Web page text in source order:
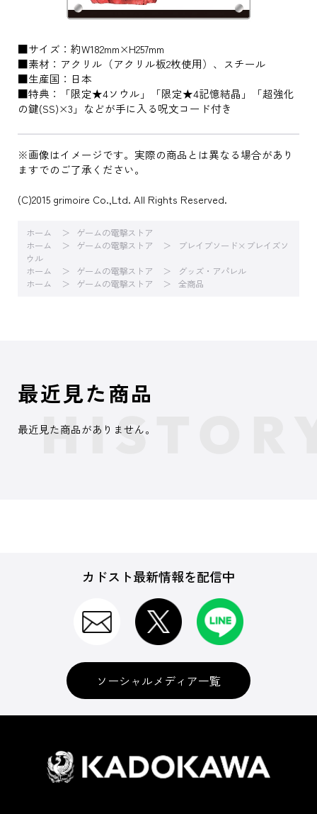
■サイズ：約W182mm×H257mm
■素材：アクリル（アクリル板2枚使用）、スチール
■生産国：日本
■特典：「限定★4ソウル」「限定★4記憶結晶」「超強化
の鍵(SS)×3」などが手に入る呪文コード付き
※画像はイメージです。実際の商品とは異なる場合があり
ますでのご了承ください。
(C)2015 grimoire Co.,Ltd. All Rights Reserved.
ホーム
ゲームの電撃ストア
ホーム
ゲームの電撃ストア
ブレイブソード×ブレイズソ
ウル
ホーム
ゲームの電撃ストア
グッズ・アパレル
ホーム
ゲームの電撃ストア 全商品
最近見た商品
最近見た商品がありません。
カドスト最新情報を配信中
ソーシャルメディア一覧